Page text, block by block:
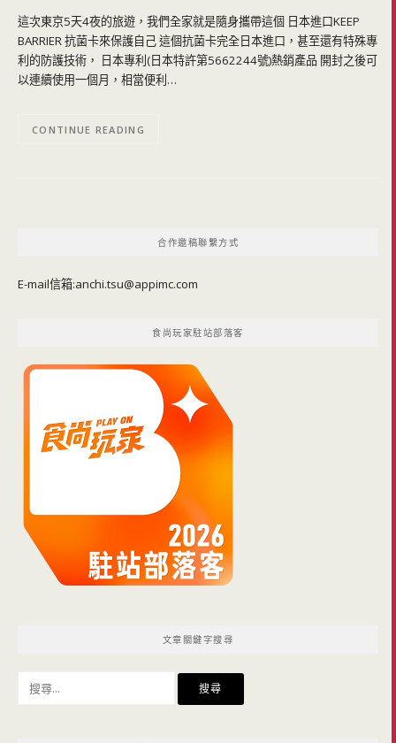
這次東京5天4夜的旅遊，我們全家就是隨身攜帶這個 日本進口KEEP
BARRIER 抗菌卡來保護自己 這個抗菌卡完全日本進口，甚至還有特殊專
利的防護技術， 日本專利(日本特許第5662244號)熱銷產品 開封之後可
以連續使用一個月，相當便利…
CONTINUE READING
合作邀稿聯繫方式
E-mail信箱:anchi.tsu@appimc.com
食尚玩家駐站部落客
文章關鍵字搜尋